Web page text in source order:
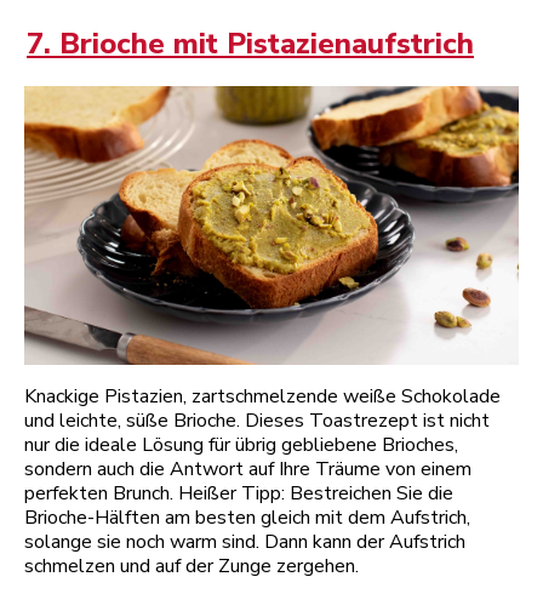
7. Brioche mit Pistazienaufstrich
Knackige Pistazien, zartschmelzende weiße Schokolade
und leichte, süße Brioche. Dieses Toastrezept ist nicht
nur die ideale Lösung für übrig gebliebene Brioches,
sondern auch die Antwort auf Ihre Träume von einem
perfekten Brunch. Heißer Tipp: Bestreichen Sie die
Brioche-Hälften am besten gleich mit dem Aufstrich,
solange sie noch warm sind. Dann kann der Aufstrich
schmelzen und auf der Zunge zergehen.